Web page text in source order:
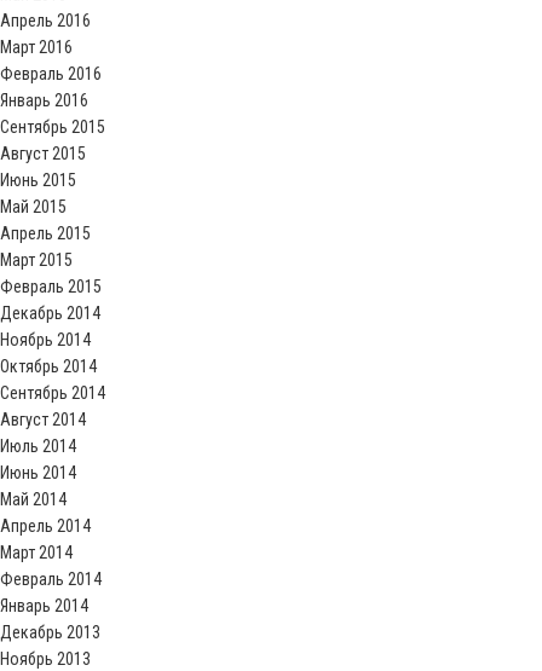
Апрель 2016
Март 2016
Февраль 2016
Январь 2016
Сентябрь 2015
Август 2015
Июнь 2015
Май 2015
Апрель 2015
Март 2015
Февраль 2015
Декабрь 2014
Ноябрь 2014
Октябрь 2014
Сентябрь 2014
Август 2014
Июль 2014
Июнь 2014
Май 2014
Апрель 2014
Март 2014
Февраль 2014
Январь 2014
Декабрь 2013
Ноябрь 2013